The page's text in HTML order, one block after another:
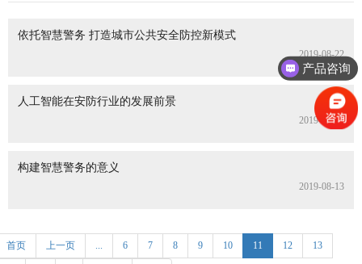
依托智慧警务 打造城市公共安全防控新模式
2019-08-22
人工智能在安防行业的发展前景
2019-08-19
构建智慧警务的意义
2019-08-13
首页 上一页 ... 6 7 8 9 10 11 12 13
产品咨询